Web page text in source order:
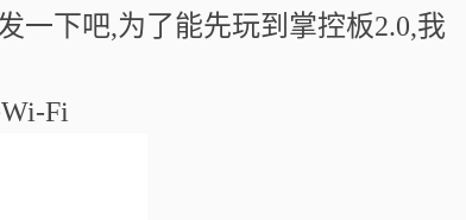
一下吧,为了能先玩到掌控板2.0,我
Wi-Fi